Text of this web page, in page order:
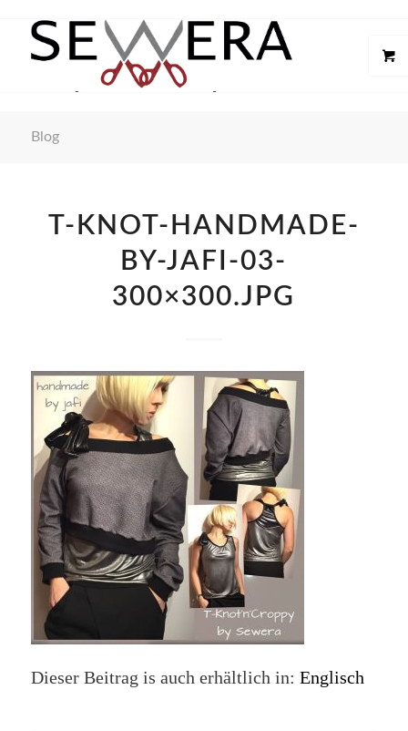
Blog
T-KNOT-HANDMADE-
BY-JAFI-03-
300×300.JPG
Dieser Beitrag is auch erhältlich in: Englisch